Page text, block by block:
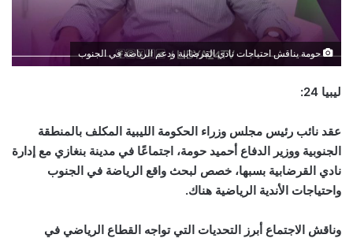
حومة يناقش احتياجات نادي القرضابية ودعم الرياضة في الجنوب
ليبيا 24:
عقد نائب رئيس مجلس وزراء الحكومة الليبية المكلف بالمنطقة
الجنوبية ووزير الدفاع أحميد حومة، اجتماعًا في مدينة بنغازي مع إدارة
نادي القرضابية بسبها، خصص لبحث واقع الرياضة في الجنوب
واحتياجات الأندية الرياضية هناك.
وناقش الاجتماع أبرز التحديات التي تواجه القطاع الرياضي في